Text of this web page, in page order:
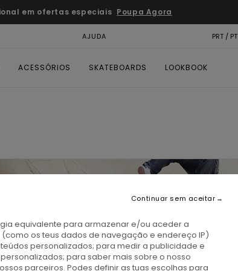
em ofertas especiais Poupa Agora
AJUDA PRT / PT
ACESSÓRIOS SKATEBOARDS LOOKBOOK
equivalente para armazenar e/ou aceder a
os teus dados de navegação e endereço IP)
personalizados; para medir a publicidade e
para saber mais sobre o nosso
parceiros. Podes definir as tuas escolhas para
Continuar sem aceitar